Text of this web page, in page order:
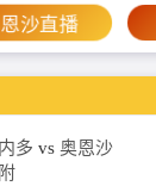
沙直播
多 vs 奥恩沙